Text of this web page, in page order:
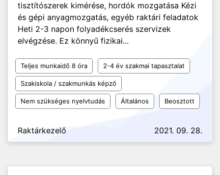
tisztítószerek kimérése, hordók mozgatása Kézi
és gépi anyagmozgatás, egyéb raktári feladatok
Heti 2-3 napon folyadékcserés szervizek
elvégzése. Ez könnyű fizikai...
Teljes munkaidő 8 óra 2-4 év szakmai tapasztalat
Szakiskola / szakmunkás képző
Nem szükséges nyelvtudás Általános Beosztott
Raktárkezelő 2021. 09. 28.